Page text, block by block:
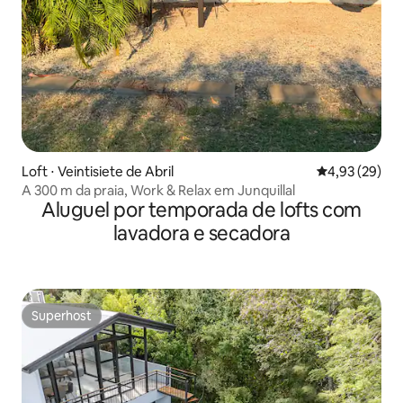
Loft ⋅ Veintisiete de Abril 4,93 de uma
4,93 (29)
A 300 m da praia, Work & Relax em Junquillal
Aluguel por temporada de lofts com
lavadora e secadora
Superhost
Superhost